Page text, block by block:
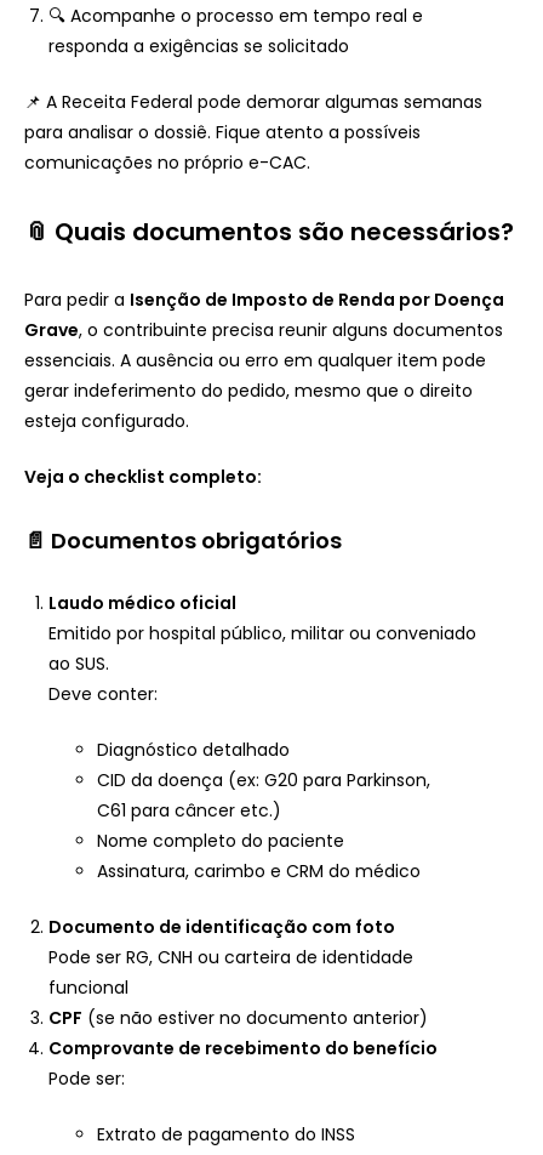
🔍 Acompanhe o processo em tempo real e
responda a exigências se solicitado
📌 A Receita Federal pode demorar algumas semanas
para analisar o dossiê. Fique atento a possíveis
comunicações no próprio e-CAC.
📎 Quais documentos são necessários?
Para pedir a Isenção de Imposto de Renda por Doença
Grave, o contribuinte precisa reunir alguns documentos
essenciais. A ausência ou erro em qualquer item pode
gerar indeferimento do pedido, mesmo que o direito
esteja configurado.
Veja o checklist completo:
📄 Documentos obrigatórios
Laudo médico oficial
Emitido por hospital público, militar ou conveniado
ao SUS.
Deve conter:
Diagnóstico detalhado
CID da doença (ex: G20 para Parkinson,
C61 para câncer etc.)
Nome completo do paciente
Assinatura, carimbo e CRM do médico
Documento de identificação com foto
Pode ser RG, CNH ou carteira de identidade
funcional
CPF (se não estiver no documento anterior)
Comprovante de recebimento do benefício
Pode ser:
Extrato de pagamento do INSS